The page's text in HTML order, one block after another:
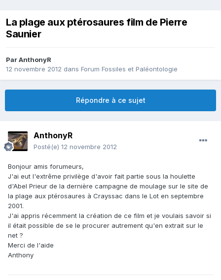
La plage aux ptérosaures film de Pierre
Saunier
ParAnthonyR
12 novembre 2012 dans Forum Fossiles et Paléontologie
Répondre à ce sujet
AnthonyR
Posté(e) 12 novembre 2012
Bonjour amis forumeurs,
J'ai eut l'extrême privilège d'avoir fait partie sous la houlette
d'Abel Prieur de la dernière campagne de moulage sur le site de
la plage aux ptérosaures à Crayssac dans le Lot en septembre
2001.
J'ai appris récemment la création de ce film et je voulais savoir si
il était possible de se le procurer autrement qu'en extrait sur le
net ?
Merci de l'aide
Anthony